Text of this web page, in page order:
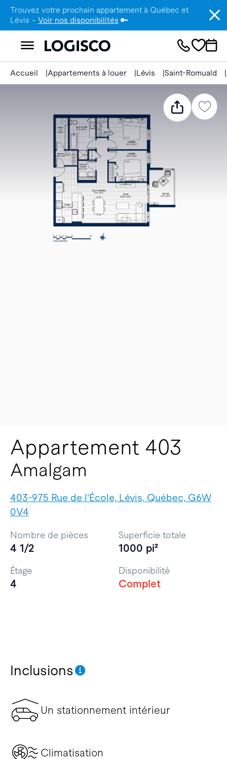
Trouvez votre prochain appartement à Québec et
Lévis – Voir nos disponibilités 🔑
Accueil Appartements à louer Lévis Saint-Romuald
Appartement 403
Amalgam
403-975 Rue de l'École, Lévis, Québec, G6W
0V4
Inclusions
Un stationnement intérieur
Climatisation
Nombre de pièces
4 1/2
Superficie totale
1000 pi²
Étage
4
Disponibilité
Complet